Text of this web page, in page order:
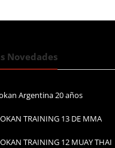
Novedades
Argentina 20 años
TRAINING 13 DE MMA
TRAINING 12 MUAY THAI